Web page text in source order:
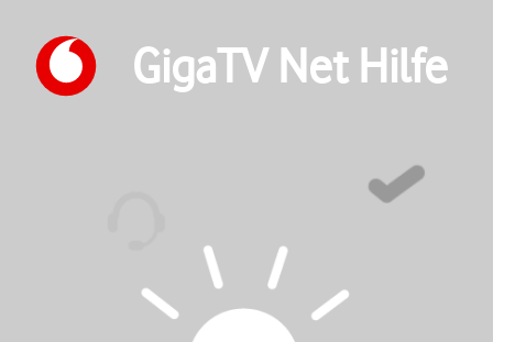
GigaTV Net Hilfe